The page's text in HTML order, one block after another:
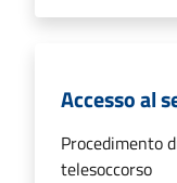
Accesso al
Procedimento
telesoccorso